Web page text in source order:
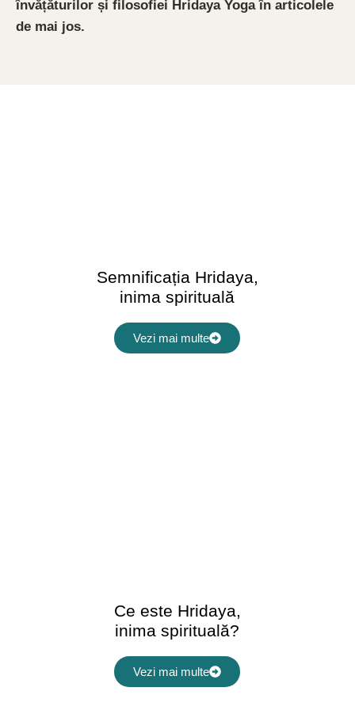
învățăturilor și filosofiei Hridaya Yoga în articolele
de mai jos.
Ce este Hridaya,
inima spirituală?
Vezi mai multe
Semnificația Hridaya,
inima spirituală
Vezi mai multe